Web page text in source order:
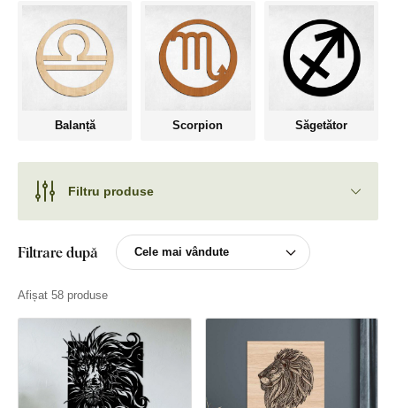
Balanță Scorpion Săgetător
Filtru produse
Filtrare după
Afișat 58 produse